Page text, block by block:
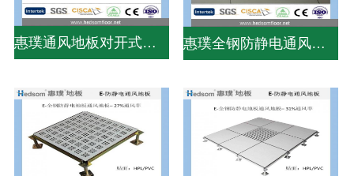
惠璞通风地板对开式风量调节器 惠璞全钢防静电通风地板-31%通风率